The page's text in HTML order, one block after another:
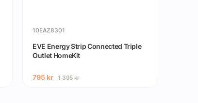
10EAZ8301
EVE Energy Strip Connected Triple
Outlet HomeKit
795 kr 1 395kr